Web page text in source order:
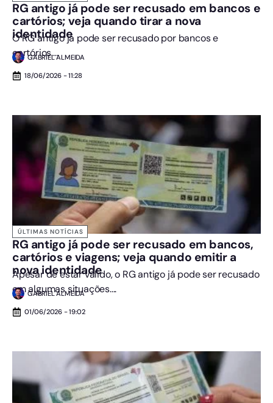
RG antigo já pode ser recusado em bancos e
cartórios; veja quando tirar a nova
identidade
O RG antigo já pode ser recusado por bancos e
cartórios....
GABRIEL ALMEIDA
18/06/2026 - 11:28
ÚLTIMAS NOTÍCIAS
RG antigo já pode ser recusado em bancos,
cartórios e viagens; veja quando emitir a
nova identidade
Apesar de estar válido, o RG antigo já pode ser recusado
em algumas situações....
GABRIEL ALMEIDA
01/06/2026 - 19:02